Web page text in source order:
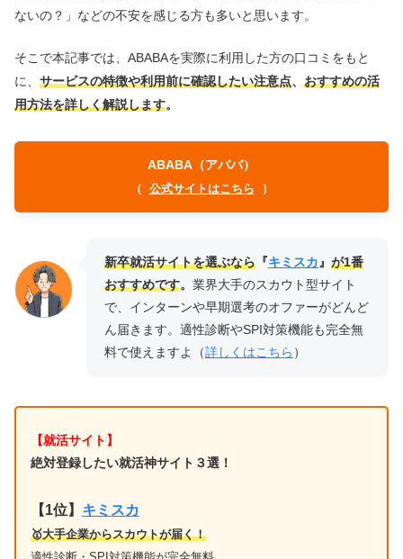
ないの？」などの不安を感じる方も多いと思います。
そこで本記事では、ABABAを実際に利用した方の口コミをもと
に、 サービスの特徴や利用前に確認したい注意点、 おすすめの活
用方法を詳しく解説します。
ABABA（アババ）
（ 公式サイトはこちら ）
新卒就活サイトを選ぶなら 『キミスカ』 が1番
おすすめです。 業界大手のスカウト型サイト
で、インターンや早期選考のオファーがどんど
ん届きます。適性診断やSPI対策機能も完全無
料で使えますよ（詳しくはこちら ）
【就活サイト】
絶対登録したい就活神サイト３選！
【1位】 キミスカ
🥇大手企業からスカウトが届く！